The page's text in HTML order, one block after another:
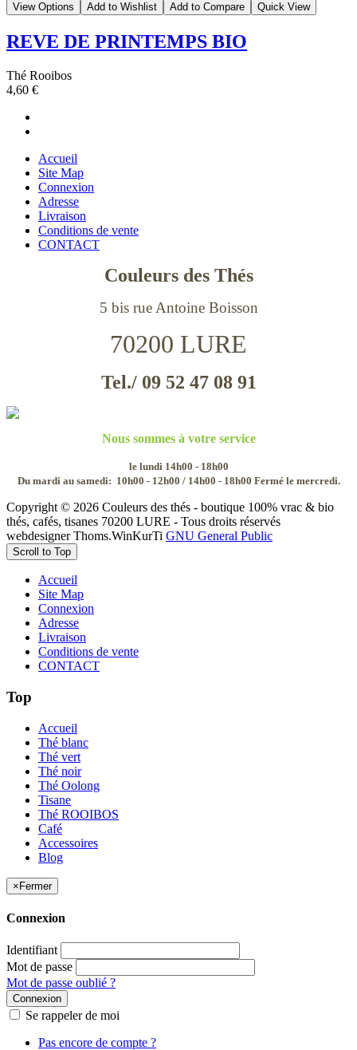
View Options Add to Wishlist Add to Compare Quick View
REVE DE PRINTEMPS BIO
Thé Rooibos
4,60 €
Accueil
Site Map
Connexion
Adresse
Livraison
Conditions de vente
CONTACT
Couleurs des Thés
5 bis rue Antoine Boisson
70200 LURE
Tel./ 09 52 47 08 91
Nous sommes à votre service
le lundi 14h00 - 18h00
Du mardi au samedi: 10h00 - 12h00 / 14h00 - 18h00 Fermé le mercredi.
Copyright © 2026 Couleurs des thés - boutique 100% vrac & bio
thés, cafés, tisanes 70200 LURE - Tous droits réservés
webdesigner Thoms.WinKurTi GNU General Public
Scroll to Top
Accueil
Site Map
Connexion
Adresse
Livraison
Conditions de vente
CONTACT
Top
Accueil
Thé blanc
Thé vert
Thé noir
Thé Oolong
Tisane
Thé ROOIBOS
Café
Accessoires
Blog
×Fermer
Connexion
Identifiant
Mot de passe
Mot de passe oublié ?
Connexion
Se rappeler de moi
Pas encore de compte ?